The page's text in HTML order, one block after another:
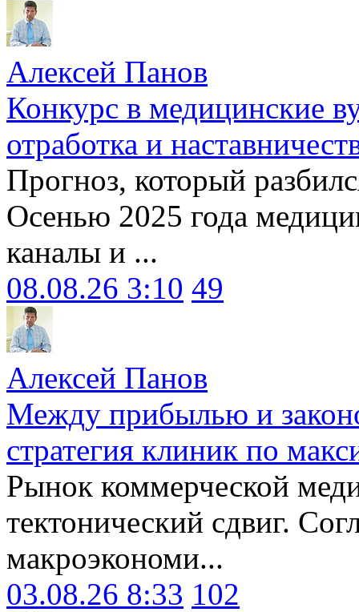
Алексей Панов
Конкурс в медицинские
отработка и
Прогноз, который
Осенью 2025 года
каналы и ...
08.08.26 3:10 49
Алексей Панов
Между прибылью и
стратегия клиник по
Рынок коммерческой
тектонический сдвиг.
макроэкономи...
03.08.26 8:33 102